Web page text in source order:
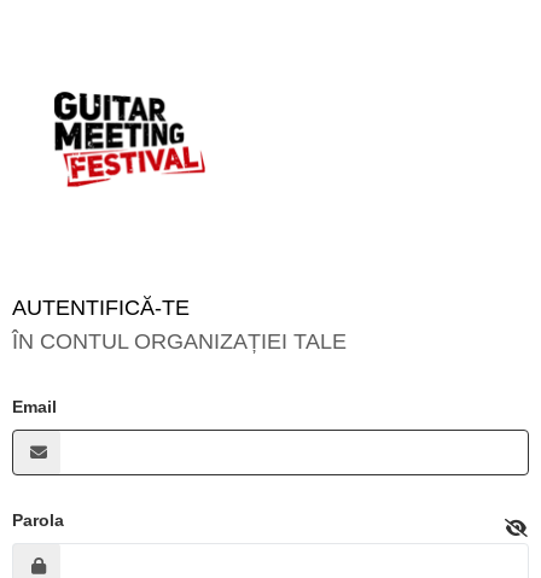
AUTENTIFICĂ-TE
ÎN CONTUL ORGANIZAȚIEI TALE
Email
Parola